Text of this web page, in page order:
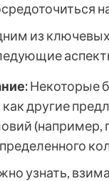
из
Некоторые
другие
узнать,